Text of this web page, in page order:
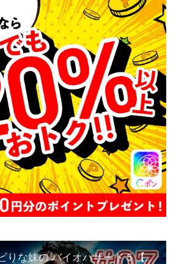
兄妹で協力！ ビビりな妹の バイオハザード 5 【BIOHAZARD 5 / Resident Evil 5】